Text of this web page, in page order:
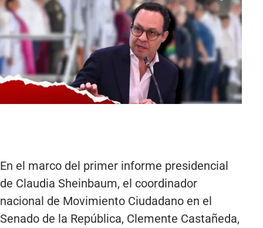
En el marco del primer informe presidencial
de Claudia Sheinbaum, el coordinador
nacional de Movimiento Ciudadano en el
Senado de la República, Clemente Castañeda,